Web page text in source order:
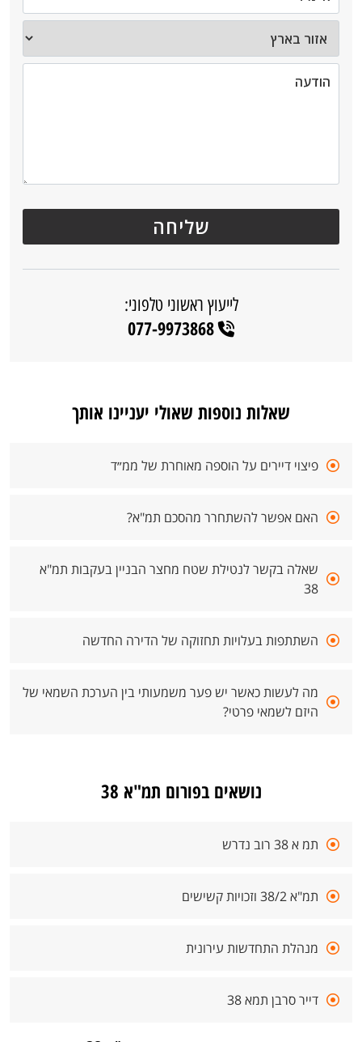
לייעוץ ראשוני טלפוני:
077-9973868
שאלות נוספות שאולי יעניינו אותך
פיצוי דיירים על הוספה מאוחרת של ממ״ד
האם אפשר להשתחרר מהסכם תמ"א?
שאלה בקשר לנטילת שטח מחצר הבניין בעקבות תמ"א
38
השתתפות בעלויות תחזוקה של הדירה החדשה
מה לעשות כאשר יש פער משמעותי בין הערכת השמאי של
היזם לשמאי פרטי?
נושאים בפורום תמ"א 38
תמ א 38 רוב נדרש
תמ"א 38/2 וזכויות קשישים
מנהלת התחדשות עירונית
דייר סרבן תמא 38